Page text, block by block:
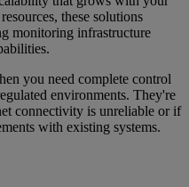
these solutions
monitoring infrastructure
you need complete control
environments. They're
connectivity is unreliable or if
with existing systems.